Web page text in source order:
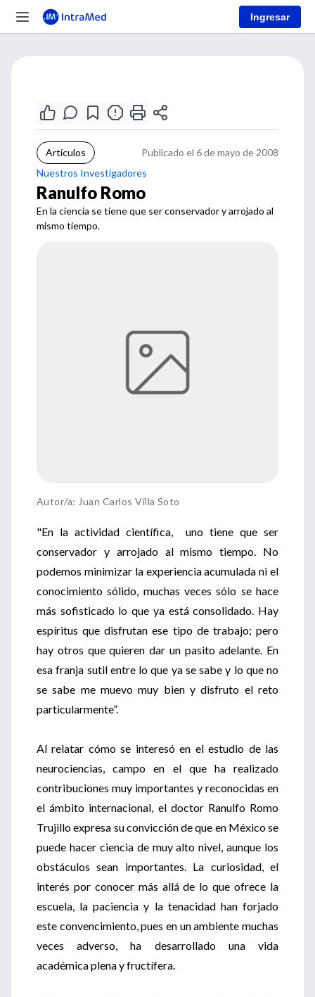
Ingresar
Artículos
Publicado el 6 de mayo de 2008
Nuestros Investigadores
Ranulfo Romo
En la ciencia se tiene que ser conservador y arrojado al
mismo tiempo.
Autor/a: Juan Carlos Villa Soto
"En la actividad científica, uno tiene que ser
conservador y arrojado al mismo tiempo. No
podemos minimizar la experiencia acumulada ni el
conocimiento sólido, muchas veces sólo se hace
más sofisticado lo que ya está consolidado. Hay
espíritus que disfrutan ese tipo de trabajo; pero
hay otros que quieren dar un pasito adelante. En
esa franja sutil entre lo que ya se sabe y lo que no
se sabe me muevo muy bien y disfruto el reto
particularmente”.
Al relatar cómo se interesó en el estudio de las
neurociencias, campo en el que ha realizado
contribuciones muy importantes y reconocidas en
el ámbito internacional, el doctor Ranulfo Romo
Trujillo expresa su convicción de que en México se
puede hacer ciencia de muy alto nivel, aunque los
obstáculos sean importantes. La curiosidad, el
interés por conocer más allá de lo que ofrece la
escuela, la paciencia y la tenacidad han forjado
este convencimiento, pues en un ambiente muchas
veces adverso, ha desarrollado una vida
académica plena y fructífera.